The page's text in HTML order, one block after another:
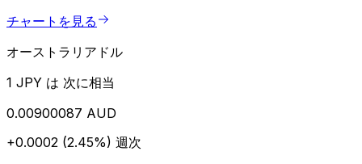
チャートを見る
オーストラリアドル
1 JPY は 次に相当
0.00900087 AUD
+0.0002 (2.45%) 週次